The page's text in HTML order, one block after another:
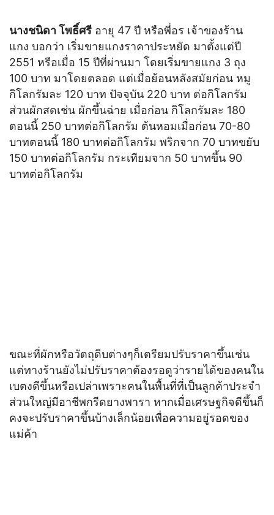
นางชนิดา โพธิ์ศรี อายุ 47 ปี หรือพี่อร เจ้าของร้าน
แกง บอกว่า เริ่มขายแกงราคาประหยัด มาตั้งแต่ปี
2551 หรือเมื่อ 15 ปีที่ผ่านมา โดยเริ่มขายแกง 3 ถุง
100 บาท มาโดยตลอด แต่เมื่อย้อนหลังสมัยก่อน หมู
กิโลกรัมละ 120 บาท ปัจจุบัน 220 บาท ต่อกิโลกรัม
ส่วนผักสดเช่น ผักขึ้นฉ่าย เมื่อก่อน กิโลกรัมละ 180
ตอนนี้ 250 บาทต่อกิโลกรัม ต้นหอมเมื่อก่อน 70-80
บาทตอนนี้ 180 บาทต่อกิโลกรัม พริกจาก 70 บาทขยับ
150 บาทต่อกิโลกรัม กระเทียมจาก 50 บาทขึ้น 90
บาทต่อกิโลกรัม
ขณะที่ผักหรือวัตถุดิบต่างๆก็เตรียมปรับราคาขึ้นเช่น
แต่ทางร้านยังไม่ปรับราคาต้องรอดูว่ารายได้ของคนใน
เบตงดีขึ้นหรือเปล่าเพราะคนในพื้นที่ที่เป็นลูกค้าประจำ
ส่วนใหญ่มีอาชีพกรีดยางพารา หากเมื่อเศรษฐกิจดีขึ้นก็
คงจะปรับราคาขึ้นบ้างเล็กน้อยเพื่อความอยู่รอดของ
แม่ค้า